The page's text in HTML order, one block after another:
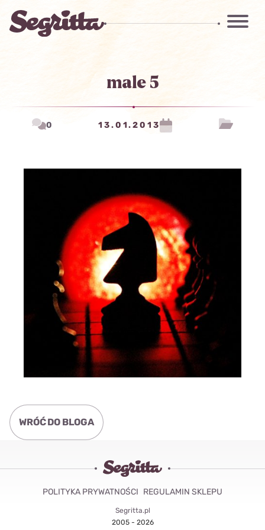
male 5
0 13.01.2013
WRÓĆ DO BLOGA
Segritta.pl
2005 - 2026
POLITYKA PRYWATNOŚCI REGULAMIN SKLEPU